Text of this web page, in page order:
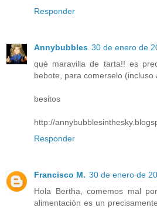
Responder
Annybubbles 30 de enero de
qué maravilla de tarta!! es
bebote, para comerselo (incluso
besitos
http://
Responder
Francisco M. 30 de enero de
Hola Bertha, comemos mal
alimentación es un